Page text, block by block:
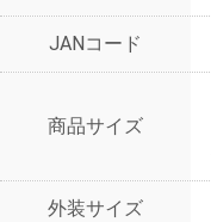
JANコード
商品サイズ
外装サイズ